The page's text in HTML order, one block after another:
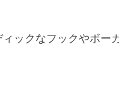
ックなフックやボー